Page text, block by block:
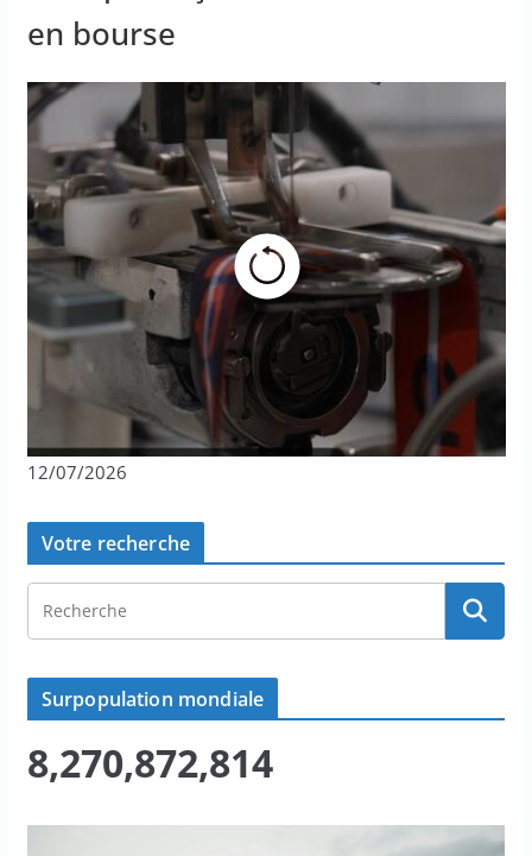
en bourse
12/07/2026
Votre recherche
Surpopulation mondiale
8,270,872,814